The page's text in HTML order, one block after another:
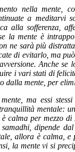
nella mente,
a meditarvi
alla sofferenza,
la mente è
ne sarà più
di evitarlo, ma
Anche se
i vari stati di
dalla mente, per
ma essi
mentale:
calma per mezzo
dipende
allora è calma,
la mente vi si